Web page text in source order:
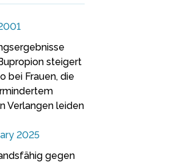
steigert
bei Frauen, die
Verlangen leiden
2025
gegen